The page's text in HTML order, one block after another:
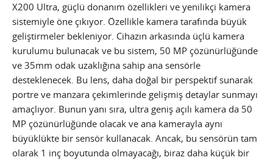
X200 Ultra, güçlü donanım özellikleri ve yenilikçi kamera
sistemiyle öne çıkıyor. Özellikle kamera tarafında büyük
geliştirmeler bekleniyor. Cihazın arkasında üçlü kamera
kurulumu bulunacak ve bu sistem, 50 MP çözünürlüğünde
ve 35mm odak uzaklığına sahip ana sensörle
desteklenecek. Bu lens, daha doğal bir perspektif sunarak
portre ve manzara çekimlerinde gelişmiş detaylar sunmayı
amaçlıyor. Bunun yanı sıra, ultra geniş açılı kamera da 50
MP çözünürlüğünde olacak ve ana kamerayla aynı
büyüklükte bir sensör kullanacak. Ancak, bu sensörün tam
olarak 1 inç boyutunda olmayacağı, biraz daha küçük bir